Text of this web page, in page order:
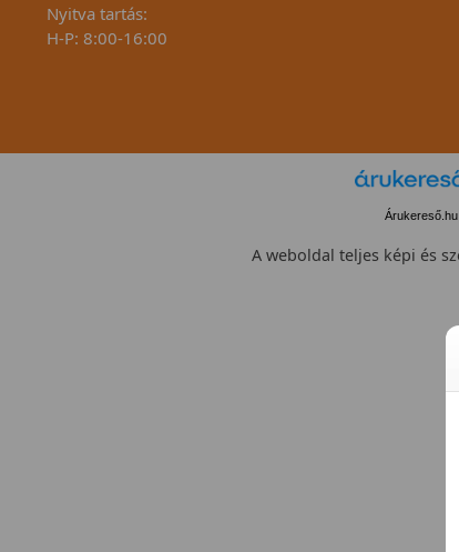
Nyitva tartás:
H-P: 8:00-16:00
Árukereső.hu
A weboldal teljes képi és